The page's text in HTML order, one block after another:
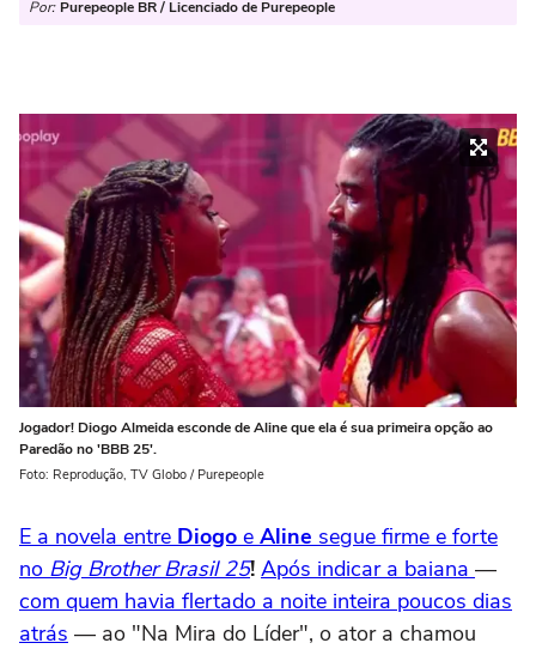
Por: Purepeople BR / Licenciado de Purepeople
Jogador! Diogo Almeida esconde de Aline que ela é sua primeira opção ao
Paredão no 'BBB 25'.
Foto: Reprodução, TV Globo / Purepeople
E a novela entre Diogo e Aline segue firme e forte
no Big Brother Brasil 25! Após indicar a baiana —
com quem havia flertado a noite inteira poucos dias
atrás — ao "Na Mira do Líder", o ator a chamou